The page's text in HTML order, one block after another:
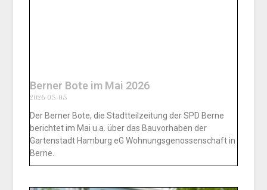
Berner Bote im Mai 2026
2026-05-05
Der Berner Bote, die Stadtteilzeitung der SPD Berne
berichtet im Mai u.a. über das Bauvorhaben der
Gartenstadt Hamburg eG Wohnungsgenossenschaft in
Berne.